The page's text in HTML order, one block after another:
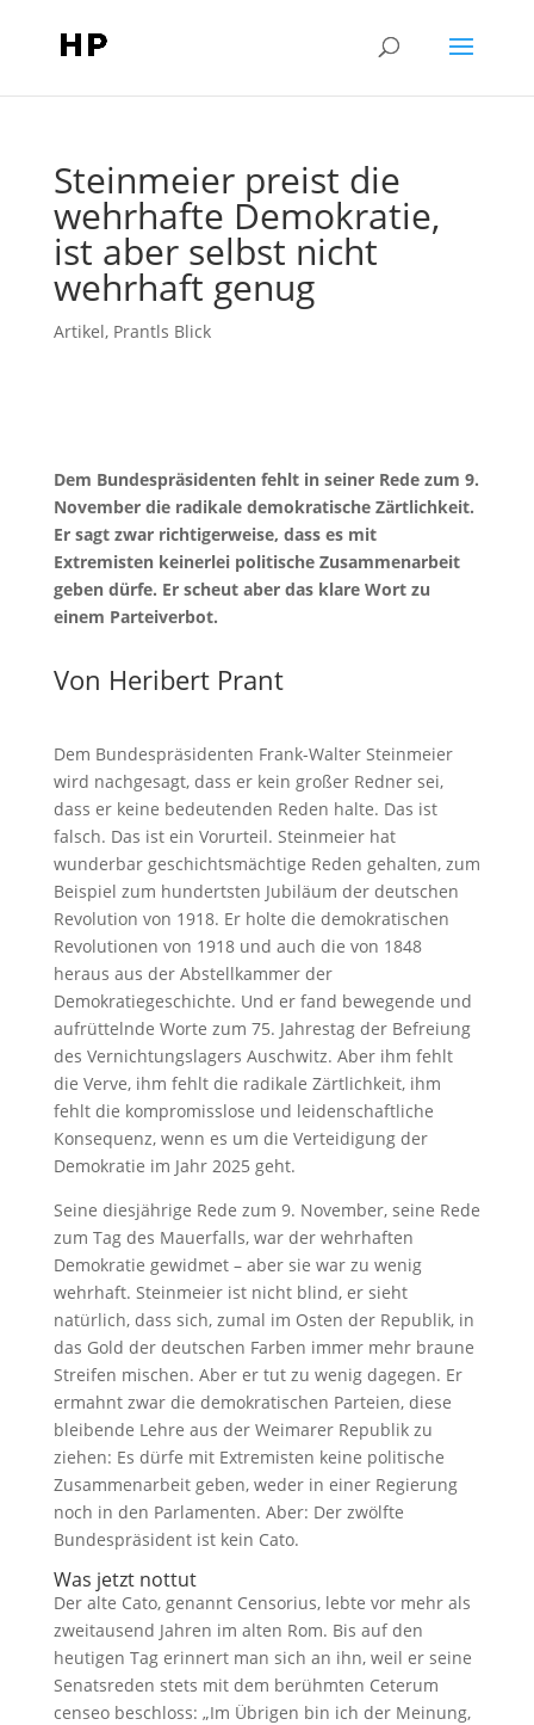
Steinmeier preist die
wehrhafte Demokratie,
ist aber selbst nicht
wehrhaft genug
Artikel, Prantls Blick
Dem Bundespräsidenten fehlt in seiner Rede zum 9.
November die radikale demokratische Zärtlichkeit.
Er sagt zwar richtigerweise, dass es mit
Extremisten keinerlei politische Zusammenarbeit
geben dürfe. Er scheut aber das klare Wort zu
einem Parteiverbot.
Von Heribert Prant
Dem Bundespräsidenten Frank-Walter Steinmeier
wird nachgesagt, dass er kein großer Redner sei,
dass er keine bedeutenden Reden halte. Das ist
falsch. Das ist ein Vorurteil. Steinmeier hat
wunderbar geschichtsmächtige Reden gehalten, zum
Beispiel zum hundertsten Jubiläum der deutschen
Revolution von 1918. Er holte die demokratischen
Revolutionen von 1918 und auch die von 1848
heraus aus der Abstellkammer der
Demokratiegeschichte. Und er fand bewegende und
aufrüttelnde Worte zum 75. Jahrestag der Befreiung
des Vernichtungslagers Auschwitz. Aber ihm fehlt
die Verve, ihm fehlt die radikale Zärtlichkeit, ihm
fehlt die kompromisslose und leidenschaftliche
Konsequenz, wenn es um die Verteidigung der
Demokratie im Jahr 2025 geht.
Seine diesjährige Rede zum 9. November, seine Rede
zum Tag des Mauerfalls, war der wehrhaften
Demokratie gewidmet – aber sie war zu wenig
wehrhaft. Steinmeier ist nicht blind, er sieht
natürlich, dass sich, zumal im Osten der Republik, in
das Gold der deutschen Farben immer mehr braune
Streifen mischen. Aber er tut zu wenig dagegen. Er
ermahnt zwar die demokratischen Parteien, diese
bleibende Lehre aus der Weimarer Republik zu
ziehen: Es dürfe mit Extremisten keine politische
Zusammenarbeit geben, weder in einer Regierung
noch in den Parlamenten. Aber: Der zwölfte
Bundespräsident ist kein Cato.
Was jetzt nottut
Der alte Cato, genannt Censorius, lebte vor mehr als
zweitausend Jahren im alten Rom. Bis auf den
heutigen Tag erinnert man sich an ihn, weil er seine
Senatsreden stets mit dem berühmten Ceterum
censeo beschloss: „Im Übrigen bin ich der Meinung,